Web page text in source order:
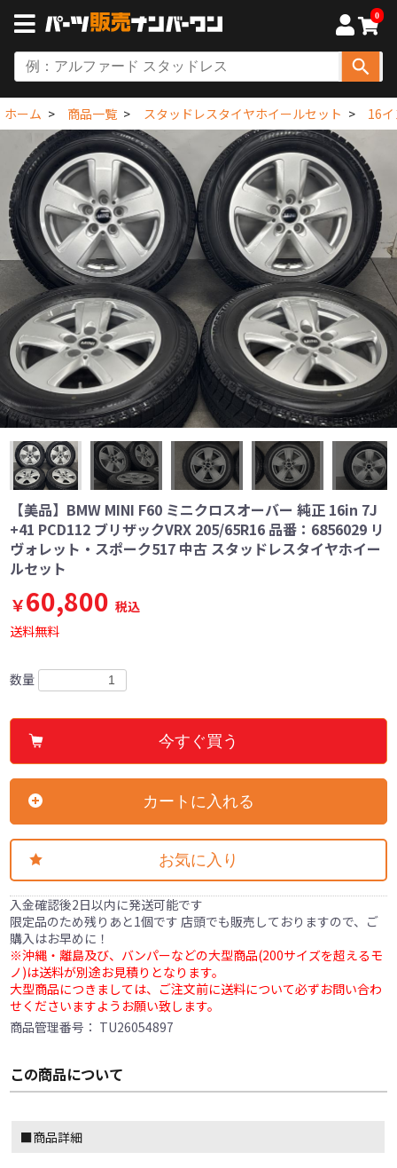
0
ホーム 商品一覧 スタッドレスタイヤホイールセット 16
【美品】BMW MINI F60 ミニクロスオーバー 純正 16in 7J
+41 PCD112 ブリザックVRX 205/65R16 品番：6856029 リ
ヴォレット・スポーク517 中古 スタッドレスタイヤホイー
ルセット
￥60,800 税込
送料無料
数量
今すぐ買う
カートに入れる
お気に入り
入金確認後2日以内に発送可能です
限定品のため残りあと1個です 店頭でも販売しておりますので、ご
購入はお早めに！
※沖縄・離島及び、バンパーなどの大型商品(200サイズを超えるモ
ノ)は送料が別途お見積りとなります。
大型商品につきましては、ご注文前に送料について必ずお問い合わ
せくださいますようお願い致します。
商品管理番号： TU26054897
この商品について
■商品詳細